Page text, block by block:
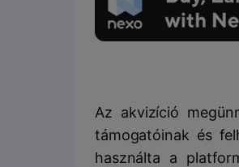
Az akvizíció
támogatóinak és
használta a